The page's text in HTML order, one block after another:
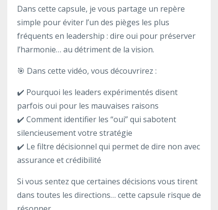
Dans cette capsule, je vous partage un repère
simple pour éviter l’un des pièges les plus
fréquents en leadership : dire oui pour préserver
l’harmonie… au détriment de la vision.
🎯 Dans cette vidéo, vous découvrirez :
✔️ Pourquoi les leaders expérimentés disent
parfois oui pour les mauvaises raisons
✔️ Comment identifier les “oui” qui sabotent
silencieusement votre stratégie
✔️ Le filtre décisionnel qui permet de dire non avec
assurance et crédibilité
Si vous sentez que certaines décisions vous tirent
dans toutes les directions… cette capsule risque de